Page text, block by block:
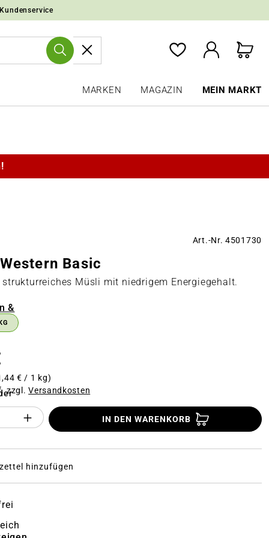
MARKEN MAGAZIN MEIN MARKT
&
Art.-Nr. 4501730
Basic
Müsli mit niedrigem Energiegehalt.
€ / 1 kg)
zzgl.Versandkosten
des Produktes "%product%":
IN DEN WARENKORB
hinzufügen